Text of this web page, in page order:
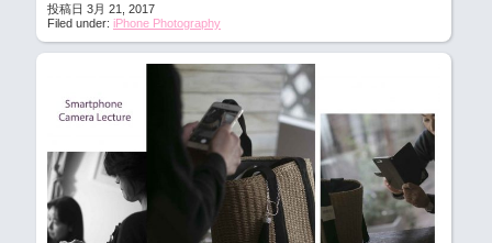
投稿日 3月 21, 2017
Filed under: iPhone Photography